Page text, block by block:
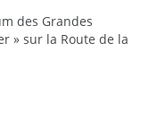
des Grandes
» sur la Route de la